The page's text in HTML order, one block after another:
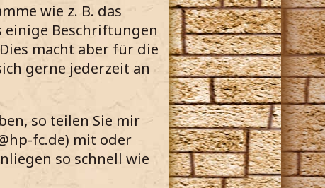
wie z. B. das
einige Beschriftungen
macht aber für die
gerne jederzeit an
so teilen Sie mir
fc.de) mit oder
so schnell wie